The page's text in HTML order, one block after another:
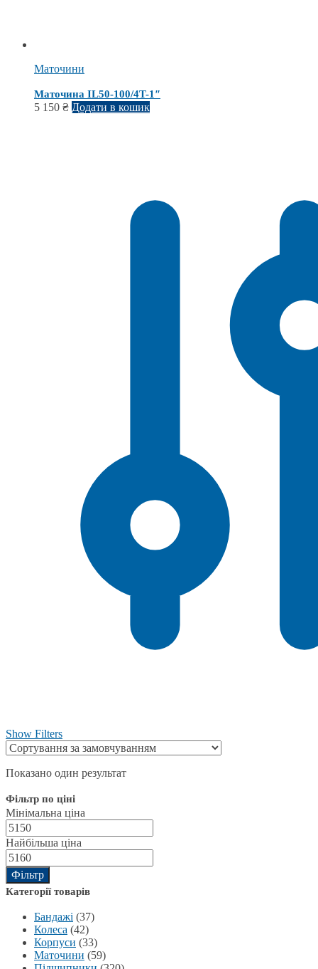
Маточини
Маточина IL50-100/4T-1″
5 150 ₴ Додати в кошик
Show Filters
Показано один результат
Фільтр по ціні
Мінімальна ціна
Найбільша ціна
Фільтр
Категорії товарів
Бандажі (37)
Колеса (42)
Корпуси (33)
Маточини (59)